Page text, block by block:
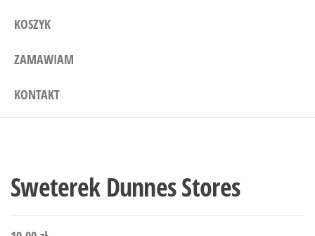
KOSZYK
ZAMAWIAM
KONTAKT
Sweterek Dunnes Stores